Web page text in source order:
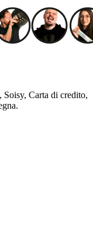
Soisy, Carta di credito,